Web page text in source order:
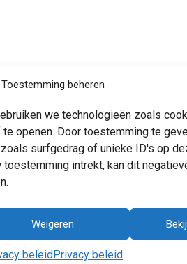
Toestemming beheren
we technologieën zoals
openen. Door toestemming te
surfgedrag of unieke ID's op
intrekt, kan dit
Weigeren
beleidPrivacy beleid